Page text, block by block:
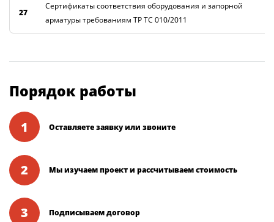
27
Сертификаты соответствия оборудования и запорной
арматуры требованиям ТР ТС 010/2011
Порядок работы
1 Оставляете заявку или звоните
2 Мы изучаем проект и рассчитываем стоимость
3 Подписываем договор